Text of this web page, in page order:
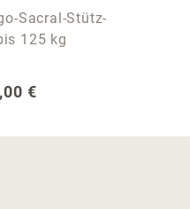
Sacral-Stütz-
125 kg
Preis:
€